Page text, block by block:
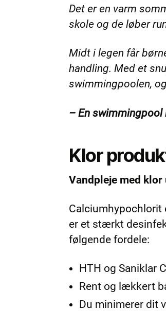
Det er en varm
skole og de løber
Midt i legen får
handling. Med et
swimmingpoolen,
– En
Klor
Vandpleje med
Calciumhypochlorit
er et stærkt
følgende fordele:
HTH og Saniklar
Rent og lækkert
Du minimerer dit